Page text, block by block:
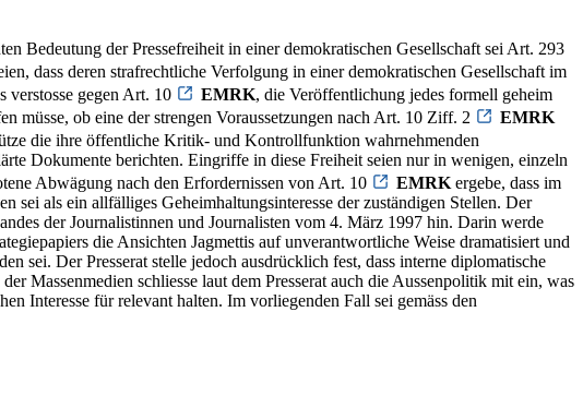
Bedeutung der Pressefreiheit in einer demokratischen Gesellschaft sei Art. 293
dass deren strafrechtliche Verfolgung in einer demokratischen Gesellschaft im
verstosse gegen Art. 10 EMRK, die Veröffentlichung jedes formell geheim
müsse, ob eine der strengen Voraussetzungen nach Art. 10 Ziff. 2
EMRK
die ihre öffentliche Kritik- und Kontrollfunktion wahrnehmenden
Dokumente berichten. Eingriffe in diese Freiheit seien nur in wenigen, einzeln
Abwägung nach den Erfordernissen von Art. 10
EMRK ergebe, dass im
sei als ein allfälliges Geheimhaltungsinteresse der zuständigen Stellen. Der
der Journalistinnen und Journalisten vom 4. März 1997 hin. Darin werde
die Ansichten Jagmettis auf unverantwortliche Weise dramatisiert und
sei. Der Presserat stelle jedoch ausdrücklich fest, dass interne diplomatische
Massenmedien schliesse laut dem Presserat auch die Aussenpolitik mit ein, was
Interesse für relevant halten. Im vorliegenden Fall sei gemäss den